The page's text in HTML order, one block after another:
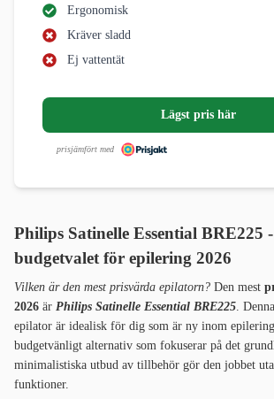
Ergonomisk
Kräver sladd
Ej vattentät
Lägst pris här
prisjämfört med
Philips Satinelle Essential BRE225
budgetvalet för epilering 2026
Vilken är den mest prisvärda epilatorn? Den mest
2026 är Philips Satinelle Essential BRE225.
epilator är idealisk för dig som är ny inom
budgetvänligt alternativ som fokuserar på det
minimalistiska utbud av tillbehör gör den jobbet
funktioner.